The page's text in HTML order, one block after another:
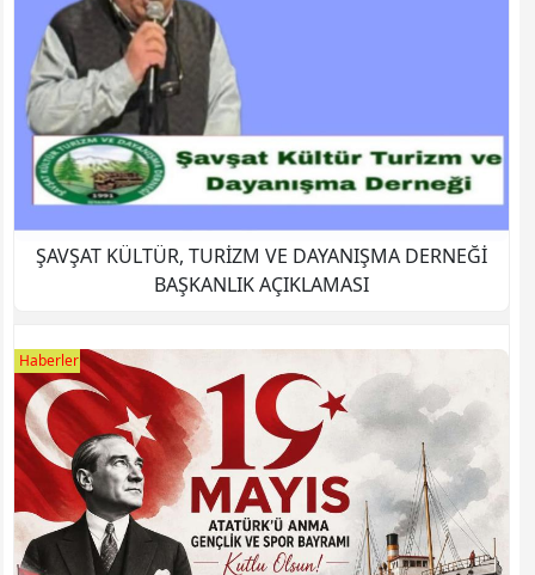
ŞAVŞAT KÜLTÜR, TURİZM VE DAYANIŞMA DERNEĞİ
BAŞKANLIK AÇIKLAMASI
Haberler